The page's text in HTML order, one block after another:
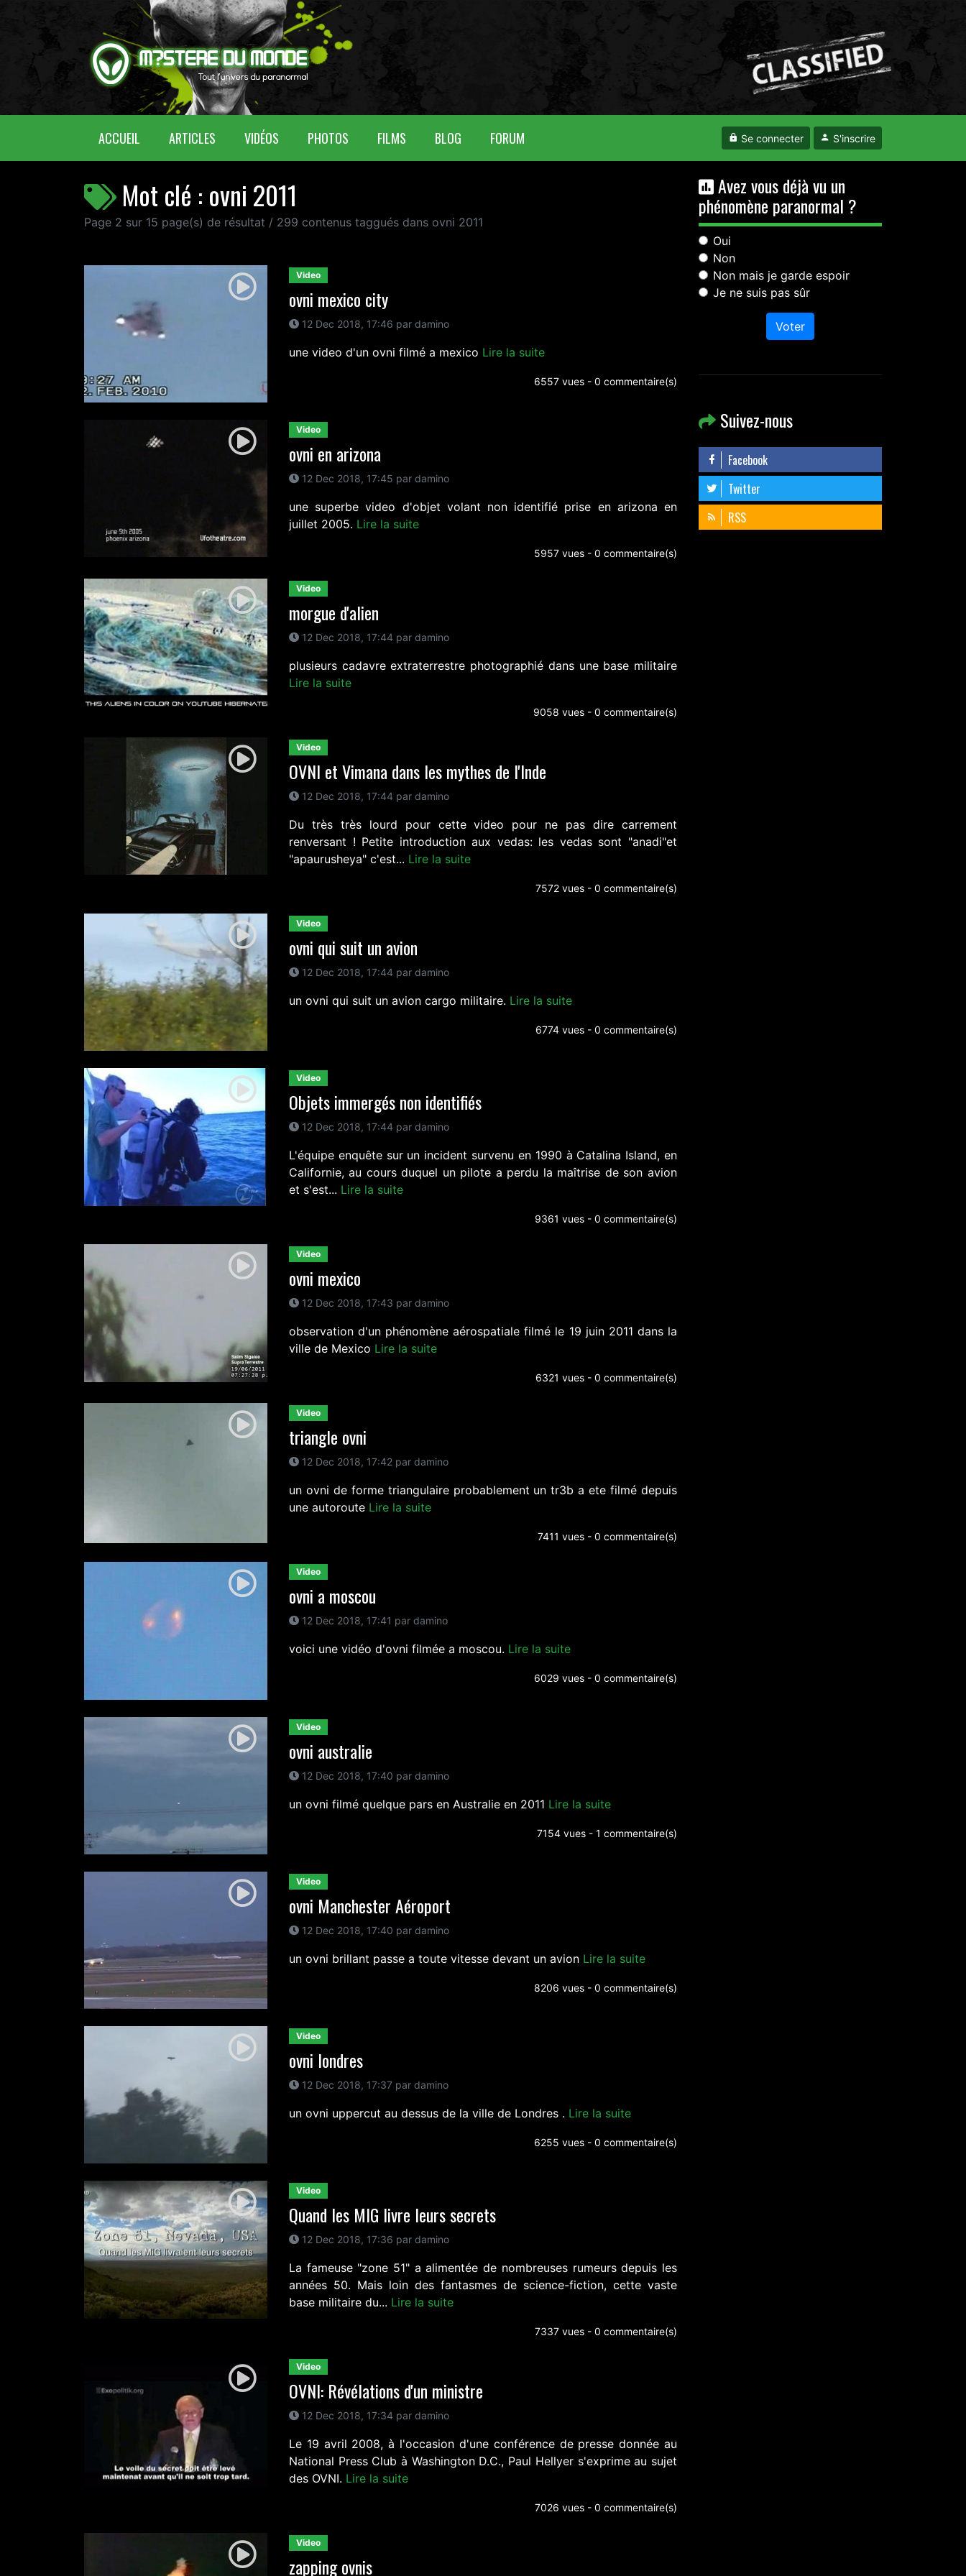
ACCUEIL (CURRENT)ARTICLES VIDÉOS PHOTOS FILMS BLOG FORUM Se connecter S'inscrire
Mot clé : ovni 2011
Page 2 sur 15 page(s) de résultat / 299 contenus taggués dans ovni 2011
Video
ovni mexico city
12 Dec 2018, 17:46 par damino
une video d'un ovni filmé a mexico Lire la suite
6557 vues - 0 commentaire(s)
Video
ovni en arizona
12 Dec 2018, 17:45 par damino
une superbe video d'objet volant non identifié prise en arizona en
juillet 2005. Lire la suite
5957 vues - 0 commentaire(s)
Video
morgue d'alien
12 Dec 2018, 17:44 par damino
plusieurs cadavre extraterrestre photographié dans une base militaire
Lire la suite
9058 vues - 0 commentaire(s)
Video
OVNI et Vimana dans les mythes de l'Inde
12 Dec 2018, 17:44 par damino
Du très très lourd pour cette video pour ne pas dire carrement
renversant ! Petite introduction aux vedas: les vedas sont "anadi"et
"apaurusheya" c'est... Lire la suite
7572 vues - 0 commentaire(s)
Video
ovni qui suit un avion
12 Dec 2018, 17:44 par damino
un ovni qui suit un avion cargo militaire. Lire la suite
6774 vues - 0 commentaire(s)
Video
Objets immergés non identifiés
12 Dec 2018, 17:44 par damino
L'équipe enquête sur un incident survenu en 1990 à Catalina Island, en
Californie, au cours duquel un pilote a perdu la maîtrise de son avion
et s'est... Lire la suite
9361 vues - 0 commentaire(s)
Video
ovni mexico
12 Dec 2018, 17:43 par damino
observation d'un phénomène aérospatiale filmé le 19 juin 2011 dans la
ville de Mexico Lire la suite
6321 vues - 0 commentaire(s)
Video
triangle ovni
12 Dec 2018, 17:42 par damino
un ovni de forme triangulaire probablement un tr3b a ete filmé depuis
une autoroute Lire la suite
7411 vues - 0 commentaire(s)
Video
ovni a moscou
12 Dec 2018, 17:41 par damino
voici une vidéo d'ovni filmée a moscou. Lire la suite
6029 vues - 0 commentaire(s)
Video
ovni australie
12 Dec 2018, 17:40 par damino
un ovni filmé quelque pars en Australie en 2011 Lire la suite
7154 vues - 1 commentaire(s)
Video
ovni Manchester Aéroport
12 Dec 2018, 17:40 par damino
un ovni brillant passe a toute vitesse devant un avion Lire la suite
8206 vues - 0 commentaire(s)
Video
ovni londres
12 Dec 2018, 17:37 par damino
un ovni uppercut au dessus de la ville de Londres . Lire la suite
6255 vues - 0 commentaire(s)
Video
Quand les MIG livre leurs secrets
12 Dec 2018, 17:36 par damino
La fameuse "zone 51" a alimentée de nombreuses rumeurs depuis les
années 50. Mais loin des fantasmes de science-fiction, cette vaste
base militaire du... Lire la suite
7337 vues - 0 commentaire(s)
Video
OVNI: Révélations d'un ministre
12 Dec 2018, 17:34 par damino
Le 19 avril 2008, à l'occasion d'une conférence de presse donnée au
National Press Club à Washington D.C., Paul Hellyer s'exprime au sujet
des OVNI. Lire la suite
7026 vues - 0 commentaire(s)
Video
zapping ovnis
Avez vous déjà vu un
phénomène paranormal ?
Oui
Non
Non mais je garde espoir
Je ne suis pas sûr
Voter
Suivez-nous
Facebook
Twitter
RSS